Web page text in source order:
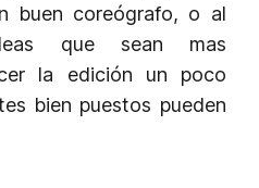
buen coreógrafo, o al
que sean mas
la edición un poco
bien puestos pueden